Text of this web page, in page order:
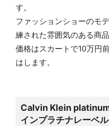
す。
ファッションショーのモ
練された雰囲気のある商
価格はスカートで10万円
はします。
Calvin Klein
インプラチナレーベル